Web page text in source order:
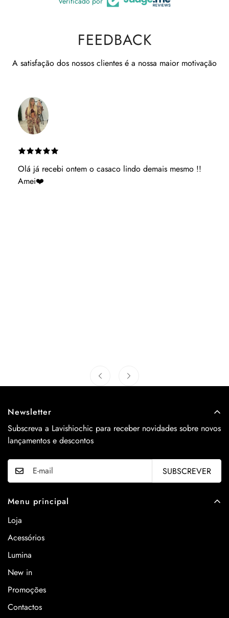
FEEDBACK
A satisfação dos nossos clientes é a nossa maior motivação
Es muito atenciosa ganhaste uma cliente podes ter
acerteza
Newsletter
Subscreva a Lavishiochic para receber novidades sobre novos
lançamentos e descontos
SUBSCREVER
Menu principal
Loja
Acessórios
Lumina
New in
Promoções
Contactos